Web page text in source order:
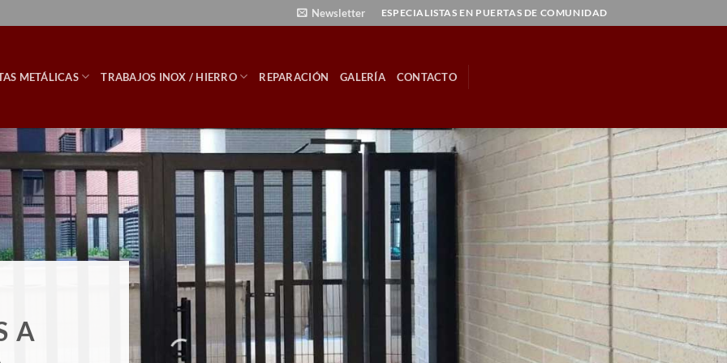
Newsletter ESPECIALISTAS EN PUERTAS DE COMUNIDAD
METÁLICAS TRABAJOS INOX / HIERRO REPARACIÓN GALERÍA CONTACTO
A